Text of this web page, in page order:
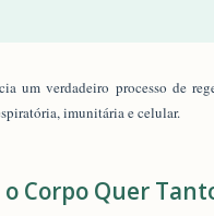
um verdadeiro processo de
imunitária e celular.
o Corpo Quer